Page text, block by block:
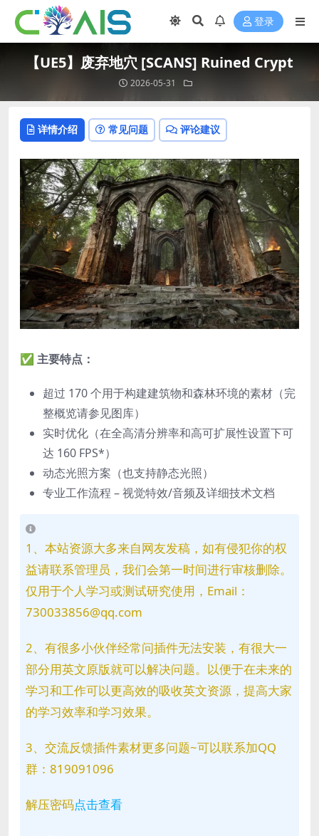
登录
【UE5】废弃地穴 [SCANS] Ruined Crypt
2026-05-31
详情介绍 常见问题 评论建议
✅ 主要特点：
超过 170 个用于构建建筑物和森林环境的素材（完
整概览请参见图库）
实时优化（在全高清分辨率和高可扩展性设置下可
达 160 FPS*）
动态光照方案（也支持静态光照）
专业工作流程 – 视觉特效/音频及详细技术文档
1、本站资源大多来自网友发稿，如有侵犯你的权
益请联系管理员，我们会第一时间进行审核删除。
仅用于个人学习或测试研究使用，Email：
730033856@qq.com
2、有很多小伙伴经常问插件无法安装，有很大一
部分用英文原版就可以解决问题。以便于在未来的
学习和工作可以更高效的吸收英文资源，提高大家
的学习效率和学习效果。
3、交流反馈插件素材更多问题~可以联系加QQ
群：819091096
解压密码点击查看